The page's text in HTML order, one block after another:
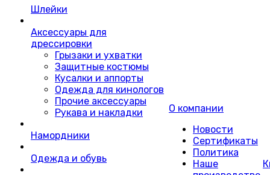
Шлейки
Аксессуары для
дрессировки
Грызаки и ухватки
Защитные костюмы
Кусалки и аппорты
Одежда для кинологов
Прочие аксессуары
Рукава и накладки
Намордники
Одежда и обувь
О компании
Новости
Сертификаты
Политика
Наше